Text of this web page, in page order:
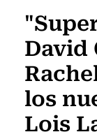
David
los
Lois